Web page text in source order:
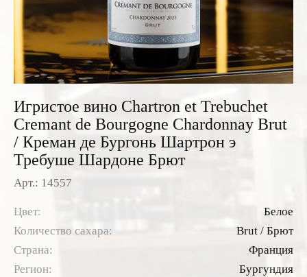
Пиво
Игристое вино Chartron et Trebuchet
Cremant de Bourgogne Chardonnay Brut
/ Креман де Бургонь Шартрон э
Требуше Шардоне Брют
Арт.: 14557
Цвет:
Белое
Количество сахара:
Brut / Брют
Страна:
Франция
Регион:
Бургундия